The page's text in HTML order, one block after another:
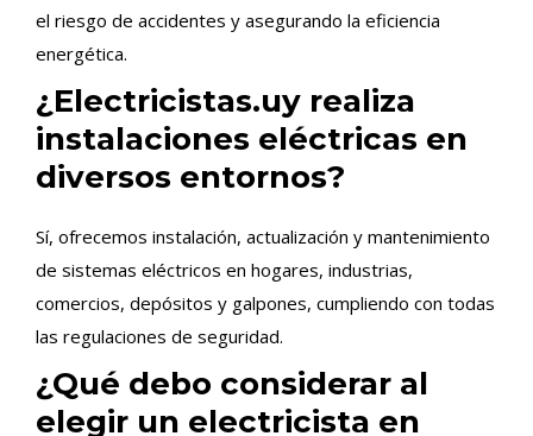
el riesgo de accidentes y asegurando la eficiencia
energética.
¿Electricistas.uy realiza
instalaciones eléctricas en
diversos entornos?
Sí, ofrecemos instalación, actualización y mantenimiento
de sistemas eléctricos en hogares, industrias,
comercios, depósitos y galpones, cumpliendo con todas
las regulaciones de seguridad.
¿Qué debo considerar al
elegir un electricista en